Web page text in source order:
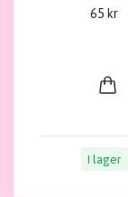
65 kr
I lager